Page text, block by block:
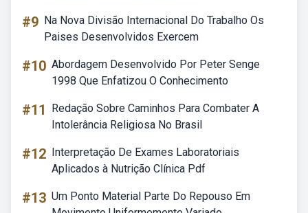
#9 Na Nova Divisão Internacional Do Trabalho Os
Paises Desenvolvidos Exercem
#10 Abordagem Desenvolvido Por Peter Senge
1998 Que Enfatizou O Conhecimento
#11
Redação Sobre Caminhos Para Combater A
Intolerância Religiosa No Brasil
#12 Interpretação De Exames Laboratoriais
Aplicados à Nutrição Clínica Pdf
#13 Um Ponto Material Parte Do Repouso Em